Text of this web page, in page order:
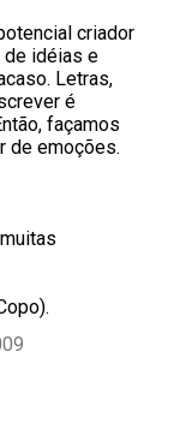
criador
de idéias e
Letras,
é
façamos
de emoções.